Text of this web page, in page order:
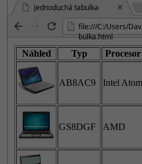
Jednoduchá tabulka
file:///C:/User­s/
bulka.html